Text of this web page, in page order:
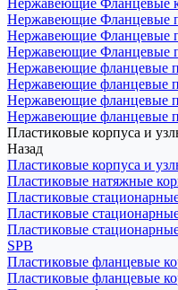
Нержавеющие Фланцевые
Нержавеющие Фланцевые
Нержавеющие Фланцевые
Нержавеющие Фланцевые
Нержавеющие фланцевые
Нержавеющие фланцевые
Нержавеющие фланцевые
Нержавеющие фланцевые
Пластиковые корпуса и
Назад
Пластиковые корпуса и
Пластиковые натяжные
Пластиковые
Пластиковые
Пластиковые
SPB
Пластиковые фланцевые
Пластиковые фланцевые